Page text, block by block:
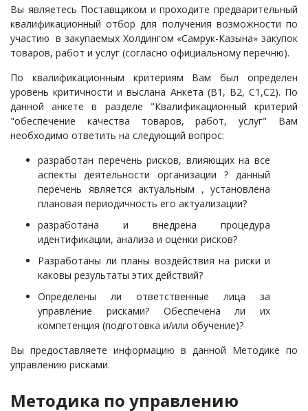
Вы являетесь Поставщиком и проходите предварительный
квалификационный отбор для получения возможности по
участию в закупаемых Холдингом «Самрук-Казына» закупок
товаров, работ и услуг (согласно официальному перечню).
По квалификационным критериям Вам был определен
уровень критичности и выслана Анкета (В1, В2, С1,С2). По
данной анкете в разделе "Квалификационный критерий
"обеспечение качества товаров, работ, услуг" Вам
необходимо ответить на следующий вопрос:
разработан перечень рисков, влияющих на все
аспекты деятельности организации ? данный
перечень является актуальным , установлена
плановая периодичность его актуализации?
разработана и внедрена процедура
идентификации, анализа и оценки рисков?
Разработаны ли планы воздействия на риски и
каковы результаты этих действий?
Определены ли ответственные лица за
управление рисками? Обеспечена ли их
компетенция (подготовка и/или обучение)?
Вы предоставляете информацию в данной Методике по
управлению рисками.
Методика по управлению